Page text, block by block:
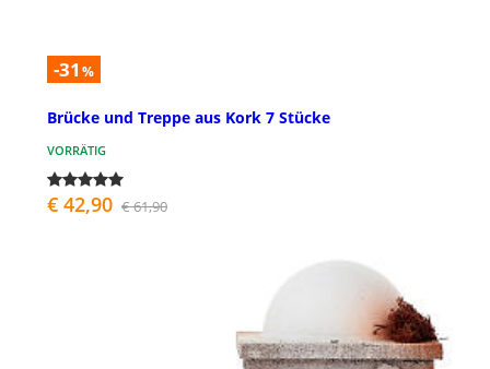
-31 %
Brücke und Treppe aus Kork 7 Stücke
VORRÄTIG
€ 42,90 € 61,90